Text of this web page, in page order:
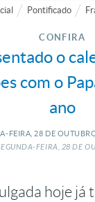
Pontificado
CONFIRA
o
com o
ano
FEIRA, 28 DE
FEIRA, 28 DE
hoje já